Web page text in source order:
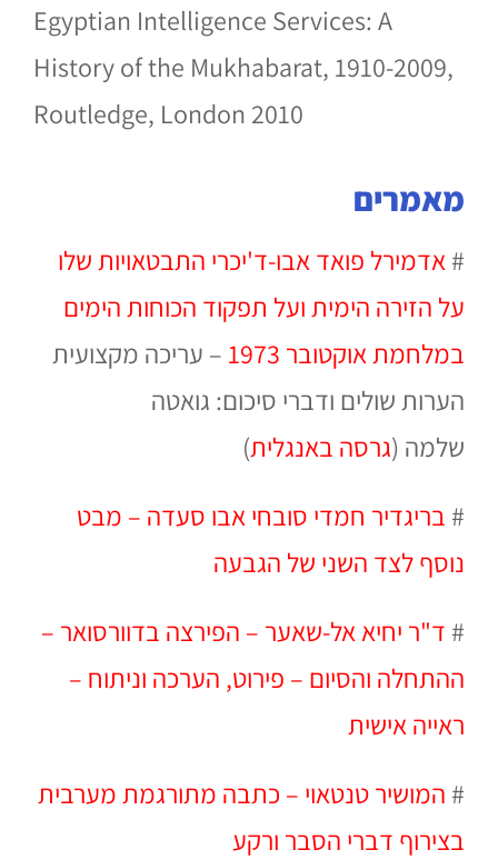
Egyptian Intelligence Services: A
History of the Mukhabarat, 1910-2009,
Routledge, London 2010
מאמרים
#אדמירל פואד אבו-ד'יכרי התבטאויות שלו
על הזירה הימיתועל תפקוד הכוחות הימים
במלחמת אוקטובר 1973
– עריכה מקצועית
הערות שולים ודברי סיכום: גואטה
שלמה (גרסה באנגלית)
#בריגדיר חמדי סובחי אבו סעדה – מבט
נוסף לצד השני של הגבעה
#ד"ר יחיא אל-שאער – הפירצה בדוורסואר –
ההתחלה והסיום – פירוט, הערכה וניתוח –
ראייה אישית
#המושיר טנטאוי – כתבה מתורגמת מערבית
בצירוף דברי הסבר ורקע